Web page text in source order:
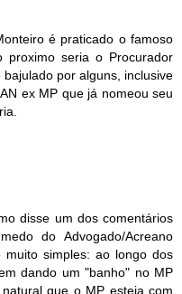
é praticado o famoso
proximo seria o Procurador
por alguns, inclusive
ex MP que já nomeou seu
disse um dos comentários
do Advogado/Acreano
muito simples: ao longo dos
dando um "banho" no MP
que o MP esteja com